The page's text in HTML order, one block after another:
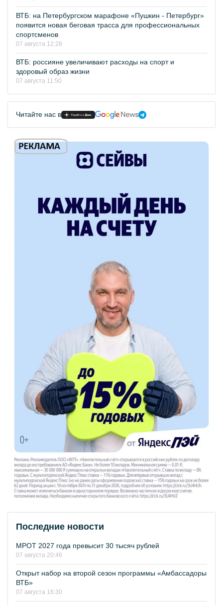
ВТБ: на Петербургском марафоне «Пушкин - Петербург»
появится новая беговая трасса для профессиональных
спортсменов
07 августа 12:28
ВТБ: россияне увеличивают расходы на спорт и
здоровый образ жизни
07 августа 11:50
Читайте нас в
Последние новости
МРОТ 2027 года превысит 30 тысяч рублей
07 августа 20:46
Открыт набор на второй сезон программы «Амбассадоры
ВТБ»
07 августа 16:30